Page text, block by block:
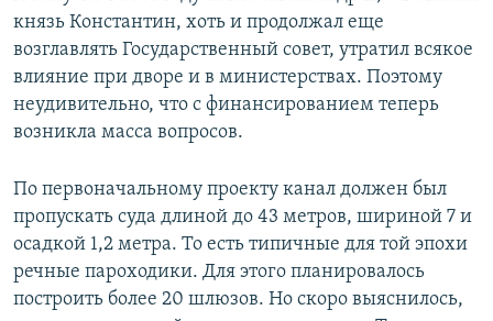
князь Константин, хоть и продолжал еще
возглавлять Государственный совет, утратил всякое
влияние при дворе и в министерствах. Поэтому
неудивительно, что с финансированием теперь
возникла масса вопросов.
По первоначальному проекту канал должен был
пропускать суда длиной до 43 метров, шириной 7 и
осадкой 1,2 метра. То есть типичные для той эпохи
речные пароходики. Для этого планировалось
построить более 20 шлюзов. Но скоро выяснилось,